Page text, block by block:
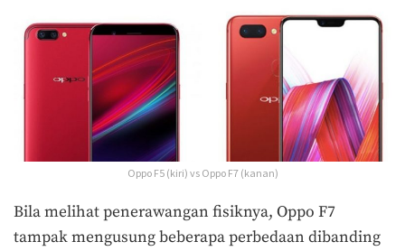
Oppo F5 (kiri) vs Oppo F7 (kanan)
Bila melihat penerawangan fisiknya, Oppo F7
tampak mengusung beberapa perbedaan dibanding